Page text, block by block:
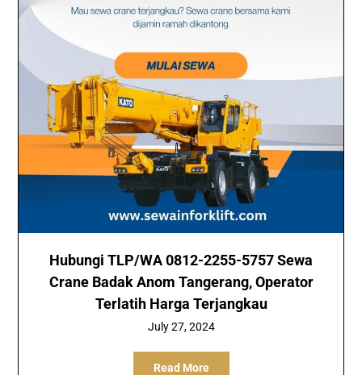
Hubungi TLP/WA 0812-2255-5757 Sewa
Crane Badak Anom Tangerang, Operator
Terlatih Harga Terjangkau
July 27, 2024
Read More